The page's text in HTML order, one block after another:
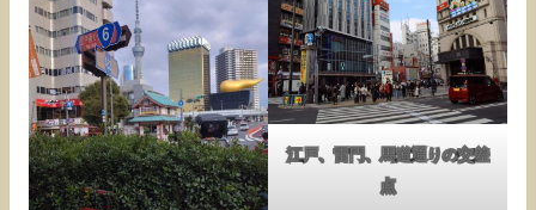
江戸、雷門、馬道通りの交差
点